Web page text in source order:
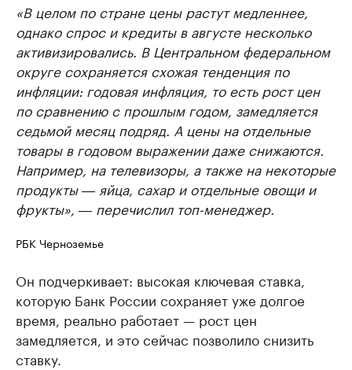
«В целом по стране цены растут медленнее,
однако спрос и кредиты в августе несколько
активизировались. В Центральном федеральном
округе сохраняется схожая тенденция по
инфляции: годовая инфляция, то есть рост цен
по сравнению с прошлым годом, замедляется
седьмой месяц подряд. А цены на отдельные
товары в годовом выражении даже снижаются.
Например, на телевизоры, а также на некоторые
продукты ― яйца, сахар и отдельные овощи и
фрукты», ― перечислил топ-менеджер.
РБК Черноземье
Он подчеркивает: высокая ключевая ставка,
которую Банк России сохраняет уже долгое
время, реально работает — рост цен
замедляется, и это сейчас позволило снизить
ставку.